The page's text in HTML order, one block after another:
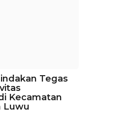
Tegas
Kecamatan
Luwu